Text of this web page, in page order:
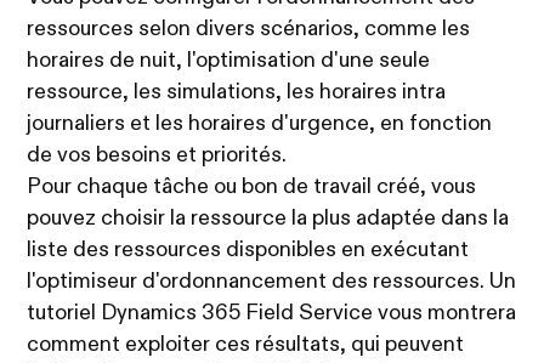
ressources selon divers scénarios, comme les
horaires de nuit, l'optimisation d'une seule
ressource, les simulations, les horaires intra
journaliers et les horaires d'urgence, en fonction
de vos besoins et priorités.
Pour chaque tâche ou bon de travail créé, vous
pouvez choisir la ressource la plus adaptée dans la
liste des ressources disponibles en exécutant
l'optimiseur d'ordonnancement des ressources. Un
tutoriel Dynamics 365 Field Service vous montrera
comment exploiter ces résultats, qui peuvent